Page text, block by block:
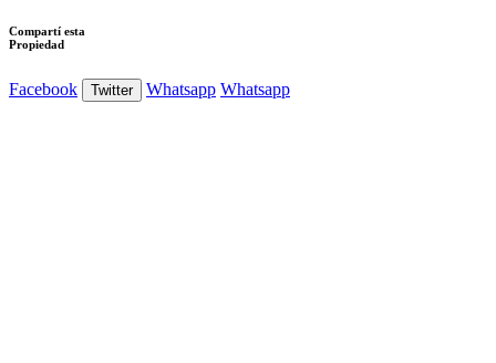
Compartí esta
Propiedad
Facebook Twitter Whatsapp Whatsapp